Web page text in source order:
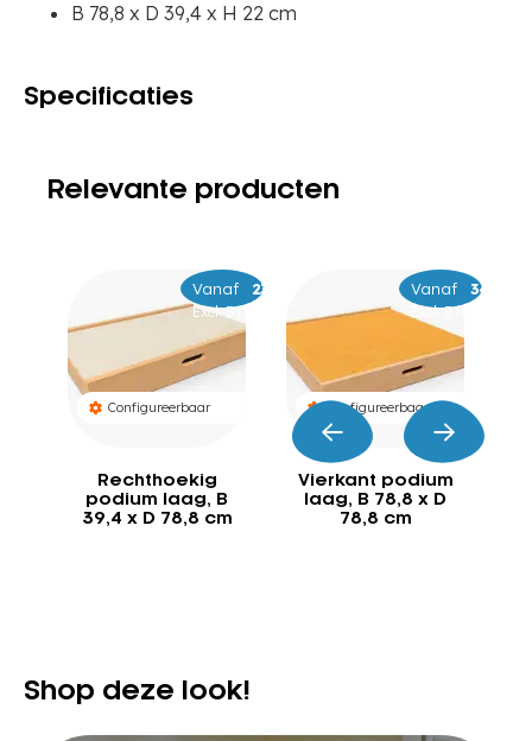
B 78,8 x D 39,4 x H 22 cm
Specificaties
Relevante producten
Configureerbaar
Rechthoekig
podium laag, B
39,4 x D 78,8 cm
Vanaf 269
359
Excl. BTW
Configureerbaar
Vierkant podium
laag, B 78,8 x D
78,8 cm
Vanaf 369
479
Excl. BTW
Shop deze look!